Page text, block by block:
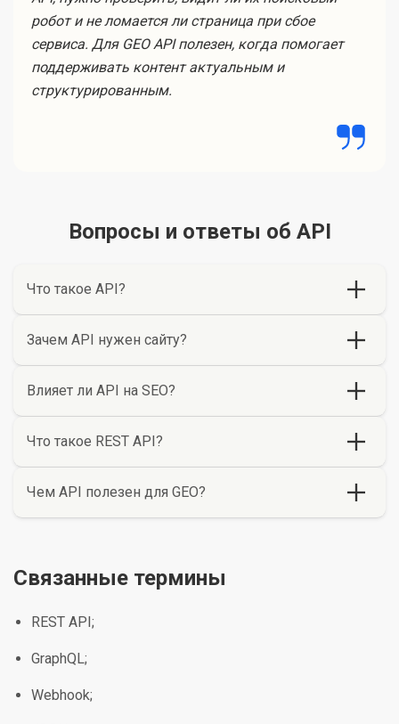
робот и не ломается ли страница при сбое
сервиса. Для GEO API полезен, когда помогает
поддерживать контент актуальным и
структурированным.
Вопросы и ответы об API
Что такое API?
Зачем API нужен сайту?
Влияет ли API на SEO?
Что такое REST API?
Чем API полезен для GEO?
Связанные термины
REST API;
GraphQL;
Webhook;